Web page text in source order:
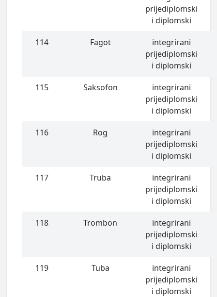
prijediplomski
i diplomski
114 Fagot
integrirani
prijediplomski
i diplomski
115 Saksofon
integrirani
prijediplomski
i diplomski
116 Rog
integrirani
prijediplomski
i diplomski
117 Truba
integrirani
prijediplomski
i diplomski
118 Trombon
integrirani
prijediplomski
i diplomski
119 Tuba
integrirani
prijediplomski
i diplomski